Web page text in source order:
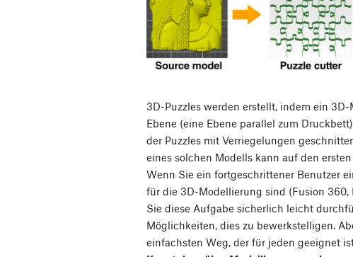
3D-Puzzles werden erstellt, indem ein
Ebene (eine Ebene parallel zum
der Puzzles mit Verriegelungen
eines solchen Modells kann auf den
Wenn Sie ein fortgeschrittener Benutzer
für die 3D-Modellierung sind (Fusion 360,
Sie diese Aufgabe sicherlich leicht
Möglichkeiten, dies zu bewerkstelligen.
einfachsten Weg, der für jeden geeignet